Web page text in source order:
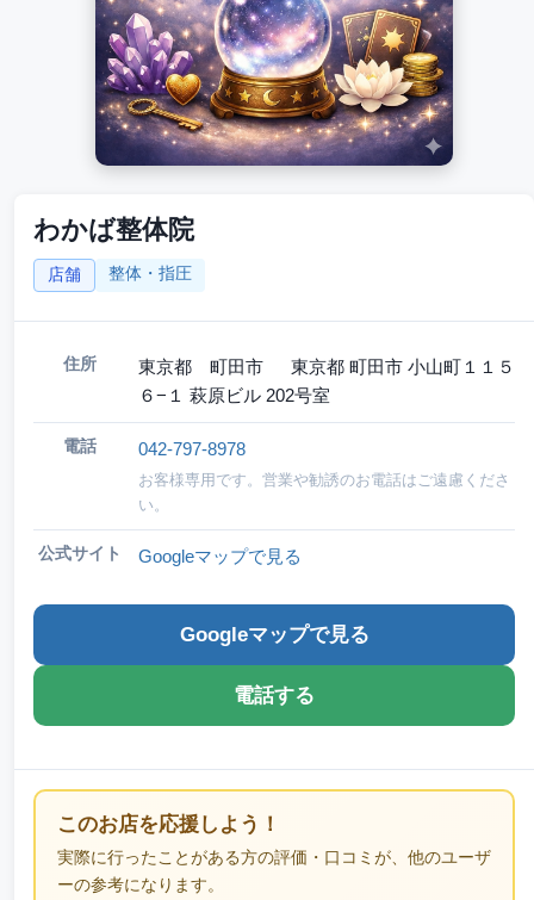
わかば整体院
店舗 整体・指圧
住所
東京都 町田市 東京都 町田市 小山町１１５
６−１ 萩原ビル 202号室
電話 042-797-8978
お客様専用です。営業や勧誘のお電話はご遠慮くださ
い。
公式サイト Googleマップで見る
Googleマップで見る
電話する
このお店を応援しよう！
実際に行ったことがある方の評価・口コミが、他のユーザ
ーの参考になります。